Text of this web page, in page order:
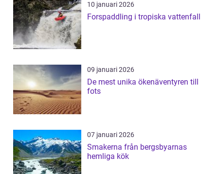
10 januari 2026
Forspaddling i tropiska vattenfall
09 januari 2026
De mest unika ökenäventyren till
fots
07 januari 2026
Smakerna från bergsbyarnas
hemliga kök